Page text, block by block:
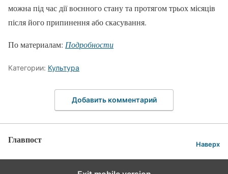
можна під час дії воєнного стану та протягом трьох місяців
після його припинення або скасування.
По материалам: Подробности
Категории: Культура
Добавить комментарий
Главпост Наверх